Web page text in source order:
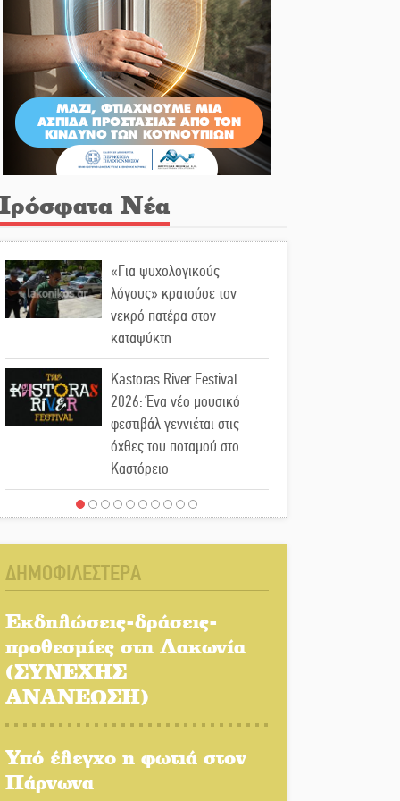
Νέα
«Για ψυχολογικούς
λόγους» κρατούσε τον
νεκρό πατέρα στον
καταψύκτη
Kastoras River Festival
2026: Ένα νέο μουσικό
φεστιβάλ γεννιέται στις
όχθες του ποταμού στο
Καστόρειο
Τα ζάρια παίρνουν «φωτιά»
Αυθεντικό γλέντι με «Γιορτή
Βραστού» στη Σοχά
Το τελεφερίκ της
Μονεμβασιάς στο τραπέζι
Πολιτισμός και παράδοση
ΔΗΜΟΦΙΛΕΣΤΕΡΑ
Εκδηλώσεις-δράσεις-
προθεσμίες στη Λακωνία
(ΣΥΝΕΧΗΣ
ΑΝΑΝΕΩΣΗ)
Υπό έλεγχο η φωτιά στον
Πάρνωνα